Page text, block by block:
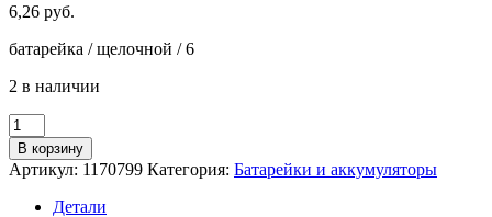
6,26 руб.
батарейка / щелочной / 6
2 в наличии
Количество
товара
Батарейка
Deli
AAA
В корзину
Артикул: 1170799 Категория: Батарейки и аккумуляторы
Детали